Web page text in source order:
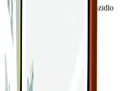
kapesného a náhrad za vozidlo